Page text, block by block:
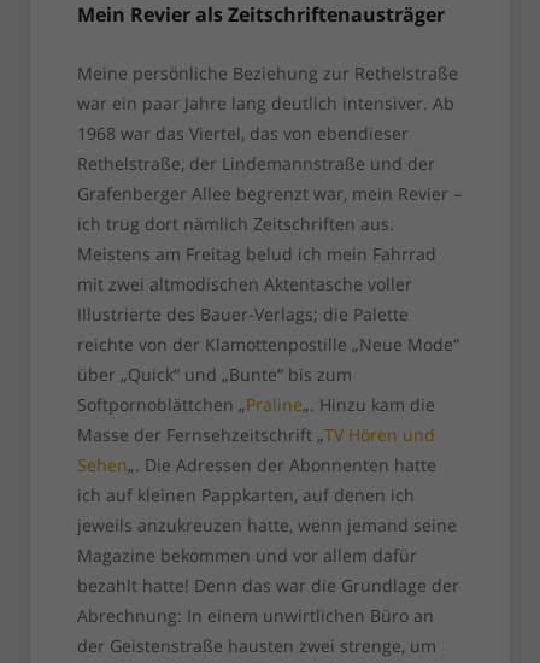
Mein Revier als Zeitschriftenausträger
Meine persönliche Beziehung zur Rethelstraße
war ein paar Jahre lang deutlich intensiver. Ab
1968 war das Viertel, das von ebendieser
Rethelstraße, der Lindemannstraße und der
Grafenberger Allee begrenzt war, mein Revier –
ich trug dort nämlich Zeitschriften aus.
Meistens am Freitag belud ich mein Fahrrad
mit zwei altmodischen Aktentasche voller
Illustrierte des Bauer-Verlags; die Palette
reichte von der Klamottenpostille „Neue Mode“
über „Quick“ und „Bunte“ bis zum
Softpornoblättchen „Praline„. Hinzu kam die
Masse der Fernsehzeitschrift „TV Hören und
Sehen„. Die Adressen der Abonnenten hatte
ich auf kleinen Pappkarten, auf denen ich
jeweils anzukreuzen hatte, wenn jemand seine
Magazine bekommen und vor allem dafür
bezahlt hatte! Denn das war die Grundlage der
Abrechnung: In einem unwirtlichen Büro an
der Geistenstraße hausten zwei strenge, um